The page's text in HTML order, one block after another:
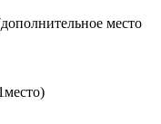
место